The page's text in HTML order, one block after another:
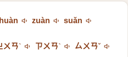
zuàn suǎn
ㄨㄢˋ ㄗㄨㄢˋ ㄙㄨㄢˇ